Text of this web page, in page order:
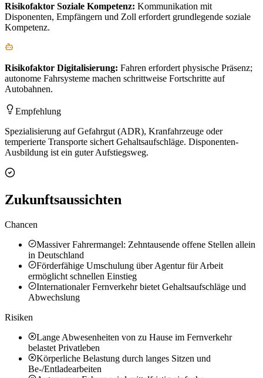
Risikofaktor Soziale Kompetenz: Kommunikation mit
Disponenten, Empfängern und Zoll erfordert grundlegende soziale
Kompetenz.
Risikofaktor Digitalisierung: Fahren erfordert physische Präsenz;
autonome Fahrsysteme machen schrittweise Fortschritte auf
Autobahnen.
Empfehlung
Spezialisierung auf Gefahrgut (ADR), Kranfahrzeuge oder
temperierte Transporte sichert Gehaltsaufschläge. Disponenten-
Ausbildung ist ein guter Aufstiegsweg.
Zukunftsaussichten
Chancen
Massiver Fahrermangel: Zehntausende offene Stellen allein
in Deutschland
Förderfähige Umschulung über Agentur für Arbeit
ermöglicht schnellen Einstieg
Internationaler Fernverkehr bietet Gehaltsaufschläge und
Abwechslung
Risiken
Lange Abwesenheiten von zu Hause im Fernverkehr
belastet Privatleben
Körperliche Belastung durch langes Sitzen und
Be-/Entladearbeiten